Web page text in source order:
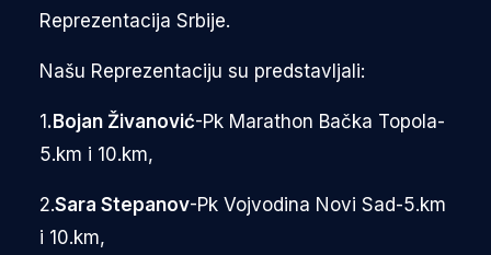
Reprezentacija Srbije.
Našu Reprezentaciju su predstavljali:
1 .Bojan Živanović-Pk Marathon Bačka Topola-
5.km i 10.km,
2.Sara Stepanov-Pk Vojvodina Novi Sad-5.km
i 10.km,